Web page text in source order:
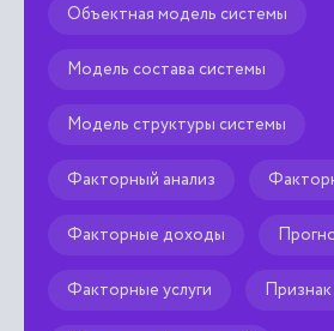
Объектная модель системы
Модель состава системы
Модель структуры системы
Факторный анализ
Факторные доходы
Факторные услуги